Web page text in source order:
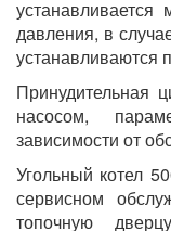
давления, в
устанавливаются
Принудительная
насосом,
зависимости от
Угольный котел
сервисном
топочную